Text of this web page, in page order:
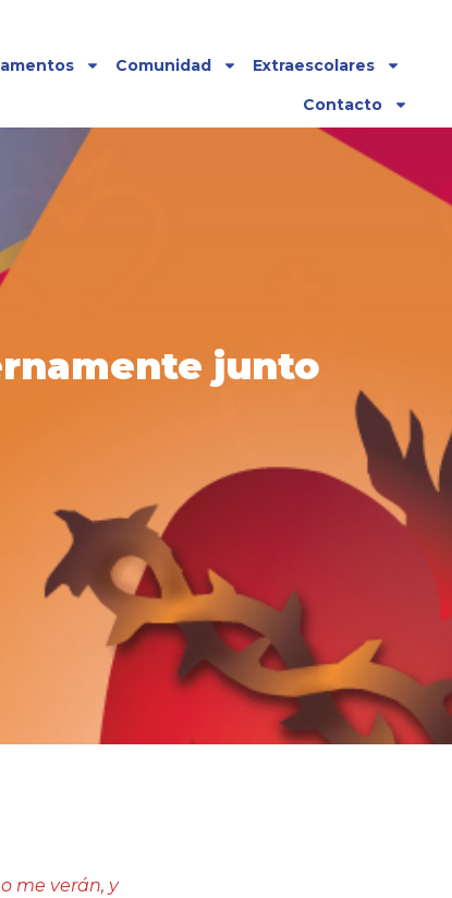
Comunidad
Extraescolares
Contacto
junto
me verán, y